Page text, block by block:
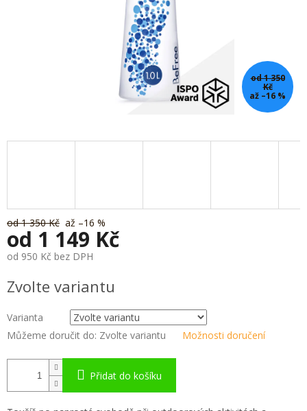
od 1 350
Kč
až –16 %
od 1 350 Kč až –16 %
od 1 149 Kč
od 950 Kč bez DPH
cena:
Zvolte variantu
Varianta
Můžeme doručit do: Zvolte variantu Možnosti doručení
Přidat do košíku